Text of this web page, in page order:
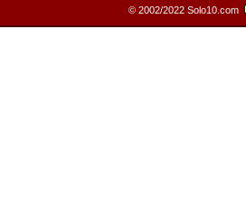
© 2002/2022 Solo10.com